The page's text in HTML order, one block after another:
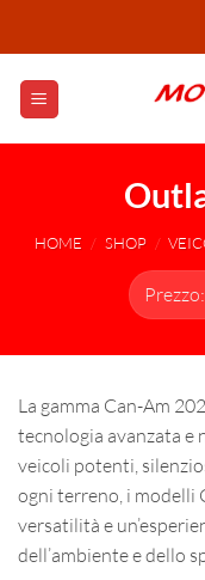
HOME / SHOP /
La gamma Can-Am
tecnologia avanzata
veicoli potenti,
ogni terreno, i modelli
versatilità e
dell’ambiente e dello